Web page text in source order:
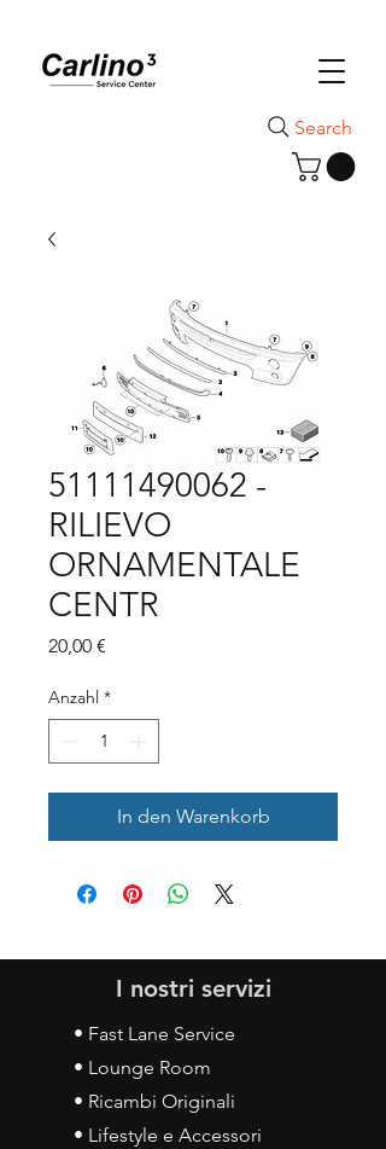
Search
51111490062 -
RILIEVO
ORNAMENTALE
CENTR
20,00 €
Anzahl *
In den Warenkorb
I nostri servizi
• Fast Lane Service
• Lounge Room
• Ricambi Originali
• Lifestyle e Accessori